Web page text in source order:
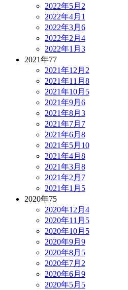
2022年5月 2
2022年4月 1
2022年3月 6
2022年2月 4
2022年1月 3
2021年77
2021年12月 2
2021年11月 8
2021年10月 5
2021年9月 6
2021年8月 3
2021年7月 7
2021年6月 8
2021年5月 10
2021年4月 8
2021年3月 8
2021年2月 7
2021年1月 5
2020年75
2020年12月 4
2020年11月 5
2020年10月 5
2020年9月 9
2020年8月 5
2020年7月 2
2020年6月 9
2020年5月 5